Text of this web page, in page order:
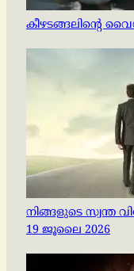
കീഴടങ്ങലിന്റെ
നിങ്ങളുടെ സ്വന്ത
19 ജൂലൈ 2026